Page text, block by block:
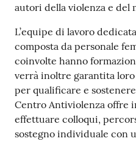
autori della violenza e del
L’equipe di lavoro
composta da personale
coinvolte hanno
verrà inoltre garantita
per qualificare e
Centro Antiviolenza offre
effettuare colloqui,
sostegno individuale con